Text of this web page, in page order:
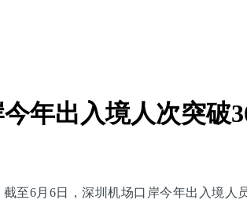
年出入境人次突破
至6月6日，深圳机场口岸今年出入境人